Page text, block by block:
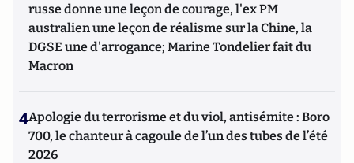
russe donne une leçon de courage, l'ex PM
australien une leçon de réalisme sur la Chine, la
DGSE une d'arrogance; Marine Tondelier fait du
Macron
4Apologie du terrorisme et du viol, antisémite : Boro
700, le chanteur à cagoule de l’un des tubes de l’été
2026